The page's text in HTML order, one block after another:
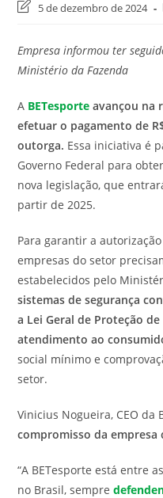
Última
post:
5 de dezembro de 2024
Empresa informou ter
Ministério da Fazenda
A BETesporte avançou na
efetuar o pagamento de
outorga. Essa iniciativa é
Governo Federal para
nova legislação, que
partir de 2025.
Para garantir a
empresas do setor
estabelecidos pelo
sistemas de segurança
a Lei Geral de Proteção de
atendimento ao
social mínimo e
setor.
Vinicius Nogueira, CEO da
compromisso da empresa
“A BETesporte está entre
no Brasil, sempre